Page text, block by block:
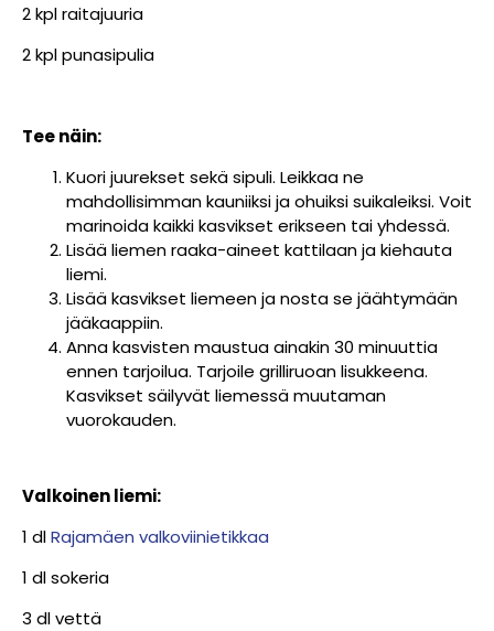
2 kpl raitajuuria
2 kpl punasipulia
Tee näin:
Kuori juurekset sekä sipuli. Leikkaa ne
mahdollisimman kauniiksi ja ohuiksi suikaleiksi. Voit
marinoida kaikki kasvikset erikseen tai yhdessä.
Lisää liemen raaka-aineet kattilaan ja kiehauta
liemi.
Lisää kasvikset liemeen ja nosta se jäähtymään
jääkaappiin.
Anna kasvisten maustua ainakin 30 minuuttia
ennen tarjoilua. Tarjoile grilliruoan lisukkeena.
Kasvikset säilyvät liemessä muutaman
vuorokauden.
Valkoinen liemi:
1 dlRajamäen valkoviinietikkaa
1 dl sokeria
3 dl vettä